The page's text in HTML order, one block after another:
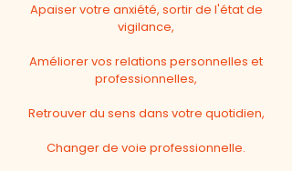
Apaiser votre anxiété, sortir de l'état de
vigilance,
Améliorer vos relations personnelles et
professionnelles,
Retrouver du sens dans votre quotidien,
Changer de voie professionnelle.